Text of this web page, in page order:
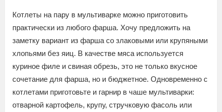
Котлеты на пару в мультиварке можно приготовить
практически из любого фарша. Хочу предложить на
заметку вариант из фарша со злаковыми или крупяными
хлопьями без яиц. В качестве мяса используется
куриное филе и свиная обрезь, это не только вкусное
сочетание для фарша, но и бюджетное. Одновременно с
котлетами приготовьте и гарнир в чаше мультиварки:
отварной картофель, крупу, стручковую фасоль или